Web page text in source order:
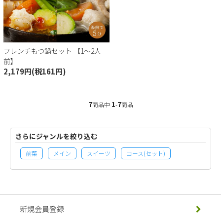
フレンチもつ鍋セット 【1〜2人
前】
2,179円(税161円)
7商品中 1-7商品
さらにジャンルを絞り込む
前菜 メイン スイーツ コース(セット)
新規会員登録